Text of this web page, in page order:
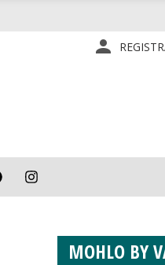
MOHLO BY